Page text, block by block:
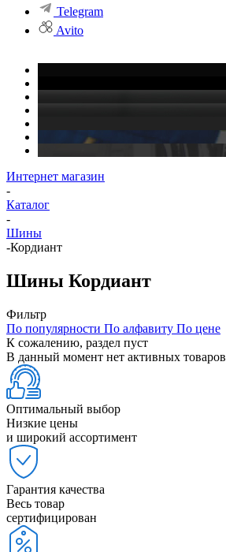
Telegram
Avito
Интернет магазин
-
Каталог
-
Шины
-Кордиант
Шины Кордиант
Фильтр
По популярности По алфавиту По цене
К сожалению, раздел пуст
В данный момент нет активных товаров
Оптимальный выбор
Низкие цены
и широкий ассортимент
Гарантия качества
Весь товар
сертифицирован